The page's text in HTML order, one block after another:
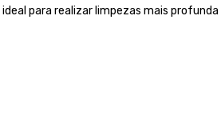
para realizar limpezas mais